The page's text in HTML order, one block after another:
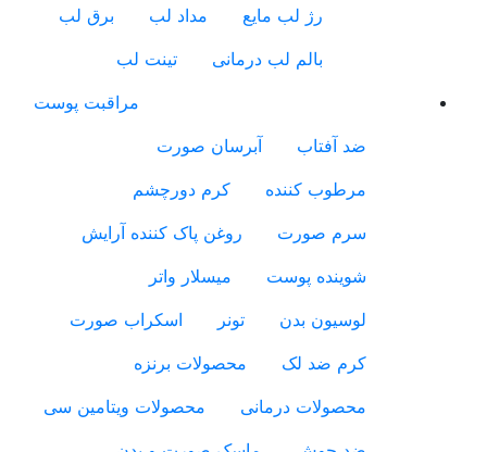
رژ لب مایع
مداد لب
برق لب
بالم لب درمانی
تینت لب
مراقبت پوست
ضد آفتاب
آبرسان صورت
مرطوب کننده
کرم دورچشم
سرم صورت
روغن پاک کننده آرایش
شوینده پوست
میسلار واتر
لوسیون بدن
تونر
اسکراب صورت
کرم ضد لک
محصولات برنزه
محصولات درمانی
محصولات ویتامین سی